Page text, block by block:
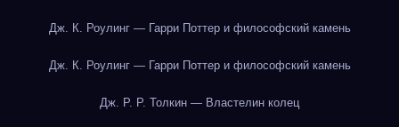
Дж. К. Роулинг — Гарри Поттер и философский камень
Дж. К. Роулинг — Гарри Поттер и философский камень
Дж. Р. Р. Толкин — Властелин колец